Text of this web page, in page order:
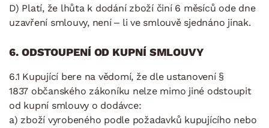
D) Platí, že lhůta k dodání zboží činí 6 měsíců ode dne
uzavření smlouvy, není – li ve smlouvě sjednáno jinak.
6. ODSTOUPENÍ OD KUPNÍ SMLOUVY
6.1 Kupující bere na vědomí, že dle ustanovení §
1837 občanského zákoníku nelze mimo jiné odstoupit
od kupní smlouvy o dodávce:
a) zboží vyrobeného podle požadavků kupujícího nebo